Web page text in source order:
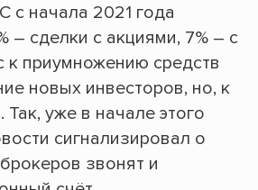
начала 2021 года
– сделки с акциями, 7% – с
приумножению средств
новых инвесторов, но, к
уже в начале этого
сигнализировал о
звонят и